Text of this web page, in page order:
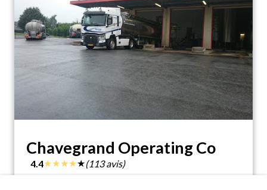
Chavegrand Operating Co
4.4★★★★★(113 avis)